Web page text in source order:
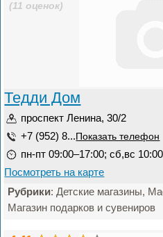
(11 оценок)
Тедди Дом
проспект Ленина, 30/2
+7 (952) 8... Показать телефон
пн-пт 09:00–17:00; сб,вс
Посмотреть на карте
Рубрики: Детские магазины,
Магазин подарков и сувениров